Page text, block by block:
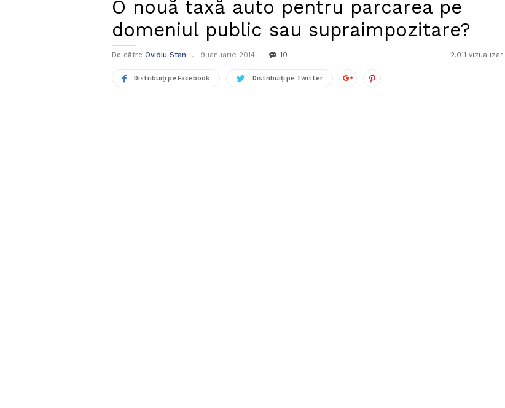
O nouă taxă auto pentru parcarea pe
domeniul public sau supraimpozitare?
De către Ovidiu Stan 9 ianuarie 2014 10 2.011 vizualizari
Distribuiți pe Facebook Distribuiți pe Twitter